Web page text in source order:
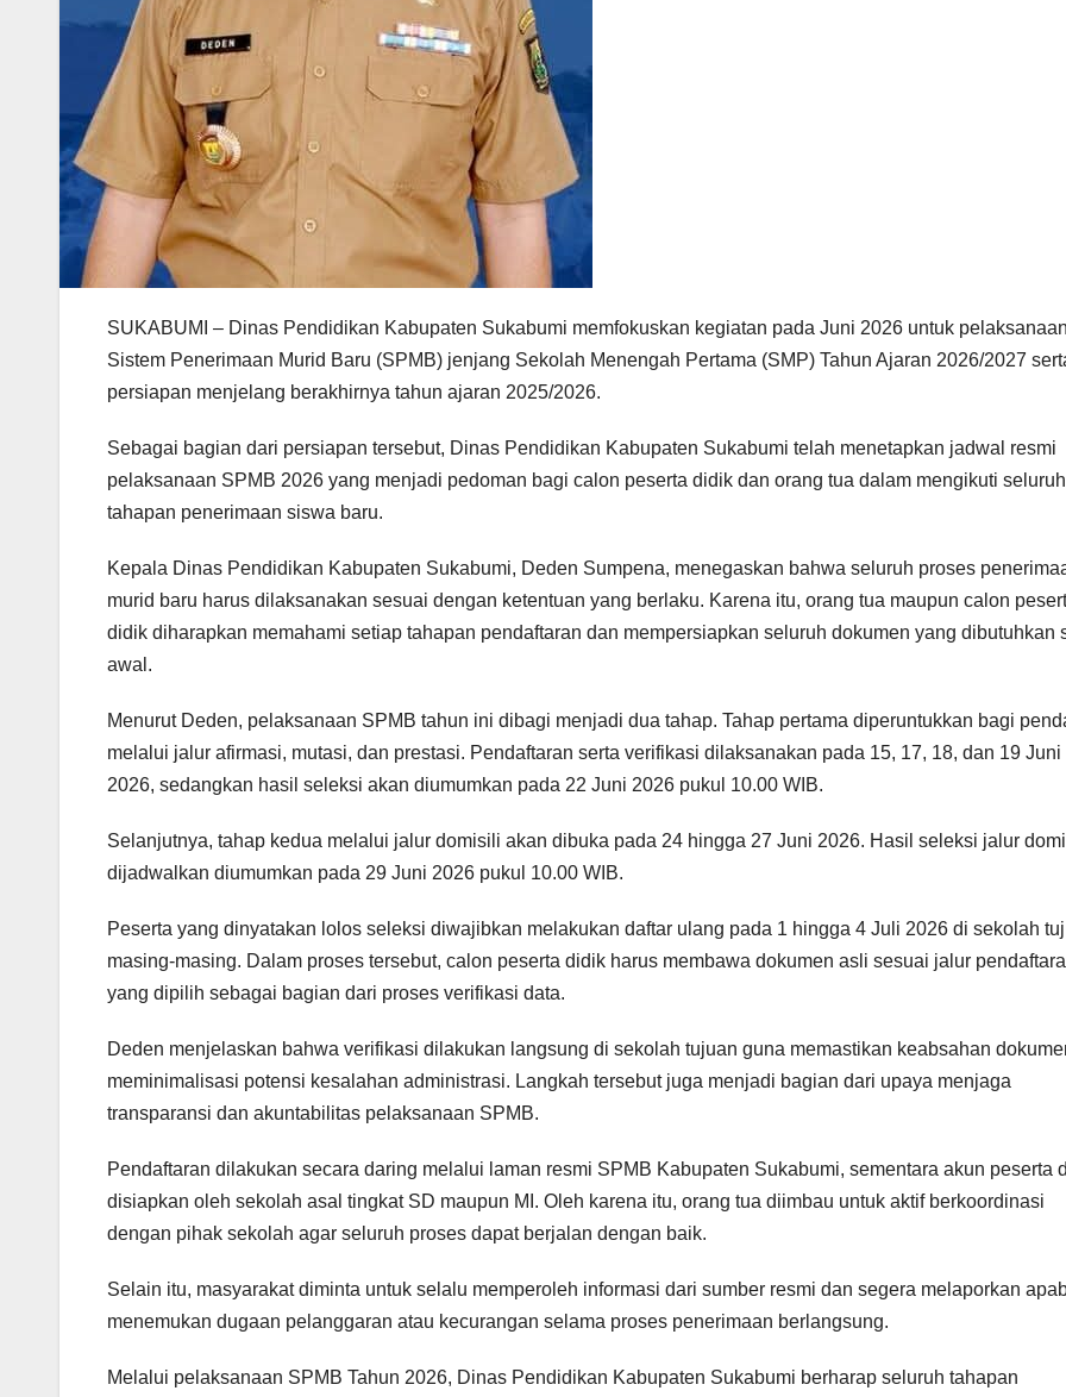
SUKABUMI – Dinas Pendidikan Kabupaten Sukabumi memfokuskan kegiatan pada Juni 2026 untuk
Sistem Penerimaan Murid Baru (SPMB) jenjang Sekolah Menengah Pertama (SMP) Tahun Ajaran 2026/2027
persiapan menjelang berakhirnya tahun ajaran 2025/2026.
Sebagai bagian dari persiapan tersebut, Dinas Pendidikan Kabupaten Sukabumi telah menetapkan jadwal resmi
pelaksanaan SPMB 2026 yang menjadi pedoman bagi calon peserta didik dan orang tua dalam mengikuti seluruh
tahapan penerimaan siswa baru.
Kepala Dinas Pendidikan Kabupaten Sukabumi, Deden Sumpena, menegaskan bahwa seluruh proses
murid baru harus dilaksanakan sesuai dengan ketentuan yang berlaku. Karena itu, orang tua maupun calon
didik diharapkan memahami setiap tahapan pendaftaran dan mempersiapkan seluruh dokumen yang dibutuhkan
awal.
Menurut Deden, pelaksanaan SPMB tahun ini dibagi menjadi dua tahap. Tahap pertama diperuntukkan bagi
melalui jalur afirmasi, mutasi, dan prestasi. Pendaftaran serta verifikasi dilaksanakan pada 15, 17, 18, dan 19 Juni
2026, sedangkan hasil seleksi akan diumumkan pada 22 Juni 2026 pukul 10.00 WIB.
Selanjutnya, tahap kedua melalui jalur domisili akan dibuka pada 24 hingga 27 Juni 2026. Hasil seleksi jalur
dijadwalkan diumumkan pada 29 Juni 2026 pukul 10.00 WIB.
Peserta yang dinyatakan lolos seleksi diwajibkan melakukan daftar ulang pada 1 hingga 4 Juli 2026 di sekolah
masing-masing. Dalam proses tersebut, calon peserta didik harus membawa dokumen asli sesuai jalur
yang dipilih sebagai bagian dari proses verifikasi data.
Deden menjelaskan bahwa verifikasi dilakukan langsung di sekolah tujuan guna memastikan keabsahan
meminimalisasi potensi kesalahan administrasi. Langkah tersebut juga menjadi bagian dari upaya menjaga
transparansi dan akuntabilitas pelaksanaan SPMB.
Pendaftaran dilakukan secara daring melalui laman resmi SPMB Kabupaten Sukabumi, sementara akun peserta
disiapkan oleh sekolah asal tingkat SD maupun MI. Oleh karena itu, orang tua diimbau untuk aktif berkoordinasi
dengan pihak sekolah agar seluruh proses dapat berjalan dengan baik.
Selain itu, masyarakat diminta untuk selalu memperoleh informasi dari sumber resmi dan segera melaporkan
menemukan dugaan pelanggaran atau kecurangan selama proses penerimaan berlangsung.
Melalui pelaksanaan SPMB Tahun 2026, Dinas Pendidikan Kabupaten Sukabumi berharap seluruh tahapan